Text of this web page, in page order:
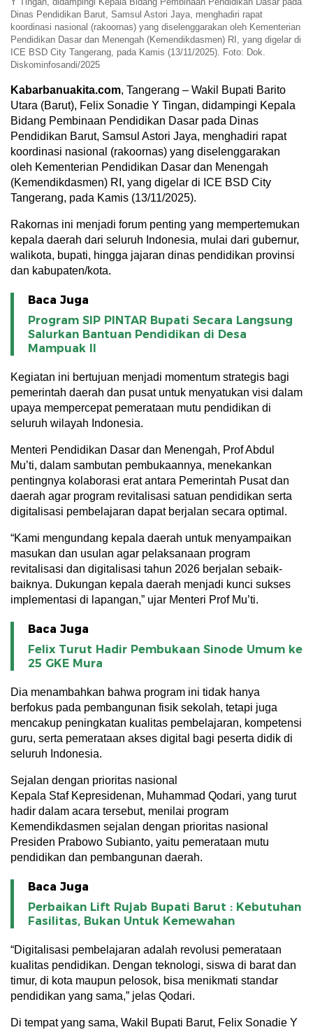
Dinas Pendidikan Barut, Samsul Astori Jaya, menghadiri rapat
koordinasi nasional (rakoornas) yang diselenggarakan oleh Kementerian
Pendidikan Dasar dan Menengah (Kemendikdasmen) RI, yang digelar di
ICE BSD City Tangerang, pada Kamis (13/11/2025). Foto: Dok.
Diskominfosandi/2025
Kabarbanuakita.com, Tangerang – Wakil Bupati Barito
Utara (Barut), Felix Sonadie Y Tingan, didampingi Kepala
Bidang Pembinaan Pendidikan Dasar pada Dinas
Pendidikan Barut, Samsul Astori Jaya, menghadiri rapat
koordinasi nasional (rakoornas) yang diselenggarakan
oleh Kementerian Pendidikan Dasar dan Menengah
(Kemendikdasmen) RI, yang digelar di ICE BSD City
Tangerang, pada Kamis (13/11/2025).
Rakornas ini menjadi forum penting yang mempertemukan
kepala daerah dari seluruh Indonesia, mulai dari gubernur,
walikota, bupati, hingga jajaran dinas pendidikan provinsi
dan kabupaten/kota.
Baca Juga
Program SIP PINTAR Bupati Secara Langsung
Salurkan Bantuan Pendidikan di Desa
Mampuak ll
Kegiatan ini bertujuan menjadi momentum strategis bagi
pemerintah daerah dan pusat untuk menyatukan visi dalam
upaya mempercepat pemerataan mutu pendidikan di
seluruh wilayah Indonesia.
Menteri Pendidikan Dasar dan Menengah, Prof Abdul
Mu’ti, dalam sambutan pembukaannya, menekankan
pentingnya kolaborasi erat antara Pemerintah Pusat dan
daerah agar program revitalisasi satuan pendidikan serta
digitalisasi pembelajaran dapat berjalan secara optimal.
“Kami mengundang kepala daerah untuk menyampaikan
masukan dan usulan agar pelaksanaan program
revitalisasi dan digitalisasi tahun 2026 berjalan sebaik-
baiknya. Dukungan kepala daerah menjadi kunci sukses
implementasi di lapangan,” ujar Menteri Prof Mu’ti.
Baca Juga
Felix Turut Hadir Pembukaan Sinode Umum ke
25 GKE Mura
Dia menambahkan bahwa program ini tidak hanya
berfokus pada pembangunan fisik sekolah, tetapi juga
mencakup peningkatan kualitas pembelajaran, kompetensi
guru, serta pemerataan akses digital bagi peserta didik di
seluruh Indonesia.
Sejalan dengan prioritas nasional
Kepala Staf Kepresidenan, Muhammad Qodari, yang turut
hadir dalam acara tersebut, menilai program
Kemendikdasmen sejalan dengan prioritas nasional
Presiden Prabowo Subianto, yaitu pemerataan mutu
pendidikan dan pembangunan daerah.
Baca Juga
Perbaikan Lift Rujab Bupati Barut : Kebutuhan
Fasilitas, Bukan Untuk Kemewahan
“Digitalisasi pembelajaran adalah revolusi pemerataan
kualitas pendidikan. Dengan teknologi, siswa di barat dan
timur, di kota maupun pelosok, bisa menikmati standar
pendidikan yang sama,” jelas Qodari.
Di tempat yang sama, Wakil Bupati Barut, Felix Sonadie Y